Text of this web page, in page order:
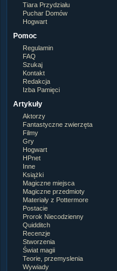
Tiara Przydziału
Puchar Domów
Hogwart
Pomoc
Regulamin
FAQ
Szukaj
Kontakt
Redakcja
Izba Pamięci
Artykuły
Aktorzy
Fantastyczne zwierzęta
Filmy
Gry
Hogwart
HPnet
Inne
Książki
Magiczne miejsca
Magiczne przedmioty
Materiały z Pottermore
Postacie
Prorok Niecodzienny
Quidditch
Recenzje
Stworzenia
Świat magii
Teorie, przemyslenia
Wywiady